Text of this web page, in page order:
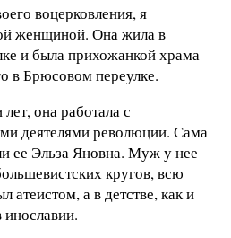
воцерковления, я
женщиной. Она жила в
и была прихожанкой храма
в Брюсовом переулке.
она работала с
деятелями революции. Сама
ее Эльза Яновна. Муж у нее
кругов, всю
атеистом, а в детстве, как и